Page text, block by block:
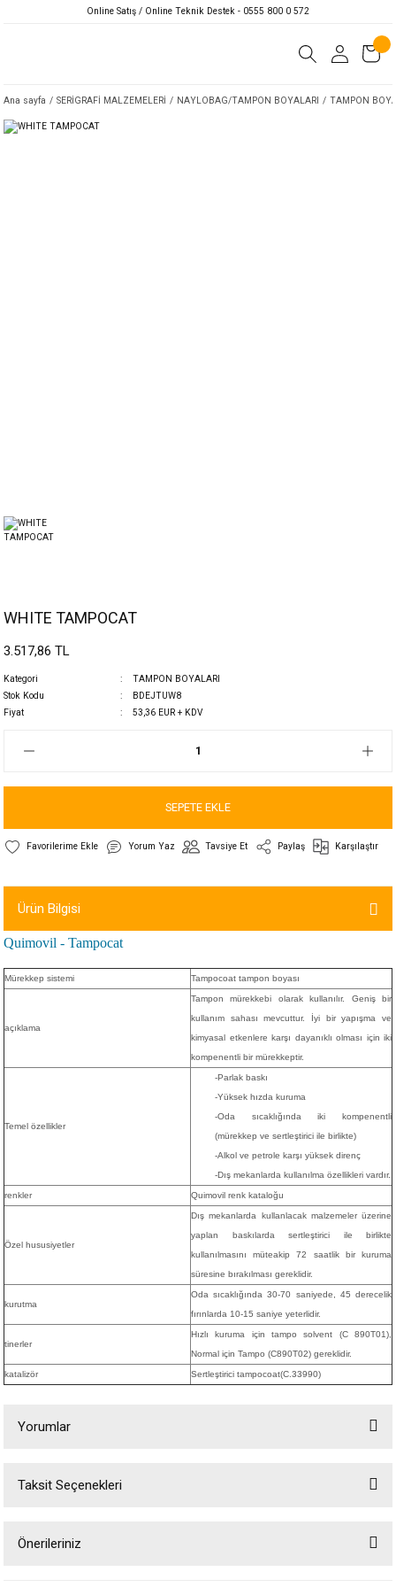
Online Satış / Online Teknik Destek - 0555 800 0 572
Ana sayfa SERİGRAFİ MALZEMELERİ NAYLOBAG/TAMPON BOYALARI TAMPON
WHITE TAMPOCAT
3.517,86 TL
Kategori
TAMPON BOYALARI
Stok Kodu
BDEJTUW8
Fiyat
53,36 EUR + KDV
SEPETE EKLE
Yorum Yaz Tavsiye Et Paylaş Karşılaştır
Ürün Bilgisi
Quimovil - Tampocat
Mürekkep sistemi Tampocoat tampon boyası
açıklama
Tampon mürekkebi olarak kullanılır. Geniş bir
kullanım sahası mevcuttur. İyi bir yapışma ve
kimyasal etkenlere karşı dayanıklı olması için iki
kompenentli bir mürekkeptir.
Temel özellikler
-Parlak baskı
-Yüksek hızda kuruma
-Oda sıcaklığında iki kompenentli
(mürekkep ve sertleştirici ile birlikte)
-Alkol ve petrole karşı yüksek direnç
-Dış mekanlarda kullanılma özellikleri vardır.
renkler Quimovil renk kataloğu
Özel hususiyetler
Dış mekanlarda kullanlacak malzemeler üzerine
yaplan baskılarda sertleştirici ile birlikte
kullanılmasını müteakip 72 saatlik bir kuruma
süresine bırakılması gereklidir.
kurutma
Oda sıcaklığında 30-70 saniyede, 45 derecelik
fırınlarda 10-15 saniye yeterlidir.
tinerler
Hızlı kuruma için tampo solvent (C 890T01),
Normal için Tampo (C890T02) gereklidir.
katalizör Sertleştirici tampocoat(C.33990)
Yorumlar
Taksit Seçenekleri
Önerileriniz